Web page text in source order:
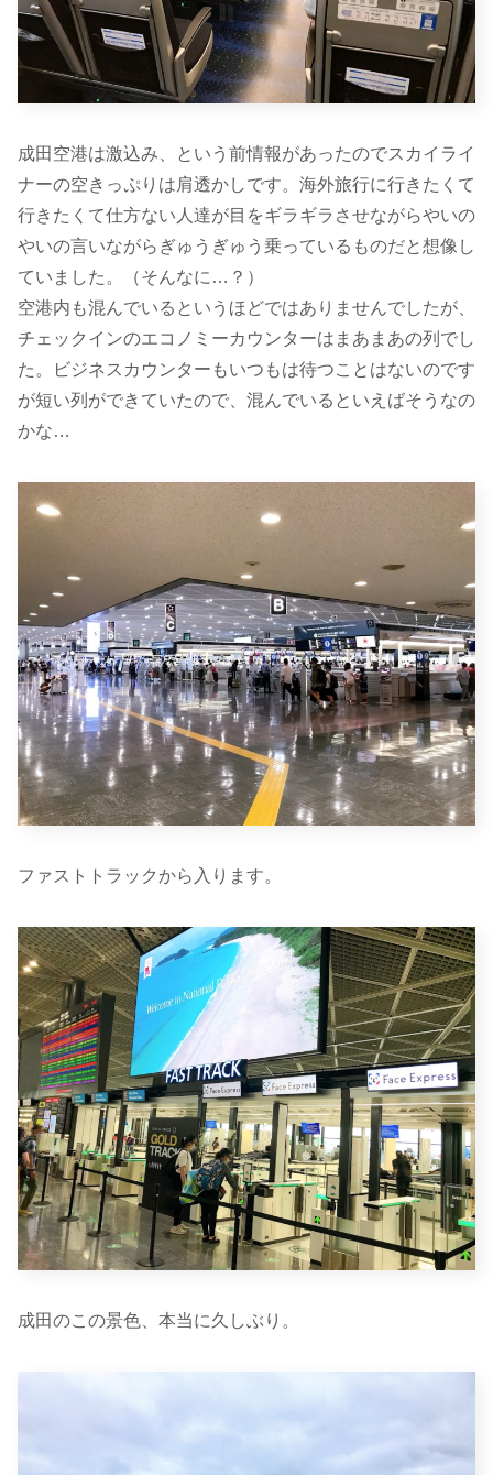
成田空港は激込み、という前情報があったのでスカイライ
ナーの空きっぷりは肩透かしです。海外旅行に行きたくて
行きたくて仕方ない人達が目をギラギラさせながらやいの
やいの言いながらぎゅうぎゅう乗っているものだと想像し
ていました。（そんなに…？）
空港内も混んでいるというほどではありませんでしたが、
チェックインのエコノミーカウンターはまあまあの列でし
た。ビジネスカウンターもいつもは待つことはないのです
が短い列ができていたので、混んでいるといえばそうなの
かな…
ファストトラックから入ります。
成田のこの景色、本当に久しぶり。